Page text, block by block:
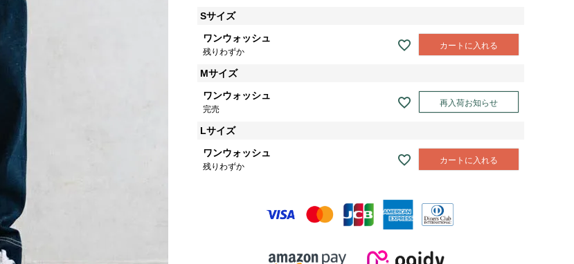
Sサイズ
ワンウォッシュ
残りわずか
カートに入れる
Mサイズ
ワンウォッシュ
完売
再入荷お知らせ
Lサイズ
ワンウォッシュ
残りわずか
カートに入れる